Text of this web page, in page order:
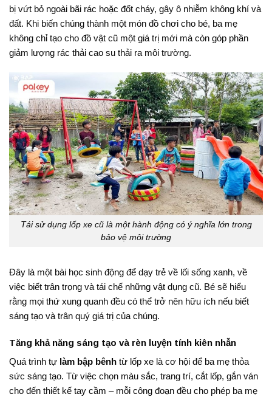
bị vứt bỏ ngoài bãi rác hoặc đốt cháy, gây ô nhiễm không khí và
đất. Khi biến chúng thành một món đồ chơi cho bé, ba mẹ
không chỉ tạo cho đồ vật cũ một giá trị mới mà còn góp phần
giảm lượng rác thải cao su thải ra môi trường.
Tái sử dụng lốp xe cũ là một hành động có ý nghĩa lớn trong
bảo vệ môi trường
Đây là một bài học sinh động để dạy trẻ về lối sống xanh, về
việc biết trân trọng và tái chế những vật dụng cũ. Bé sẽ hiểu
rằng mọi thứ xung quanh đều có thể trở nên hữu ích nếu biết
sáng tạo và trân quý giá trị của chúng.
Tăng khả năng sáng tạo và rèn luyện tính kiên nhẫn
Quá trình tự làm bập bênh từ lốp xe là cơ hội để ba mẹ thỏa
sức sáng tạo. Từ việc chọn màu sắc, trang trí, cắt lốp, gắn ván
cho đến thiết kế tay cầm – mỗi công đoạn đều cho phép ba mẹ